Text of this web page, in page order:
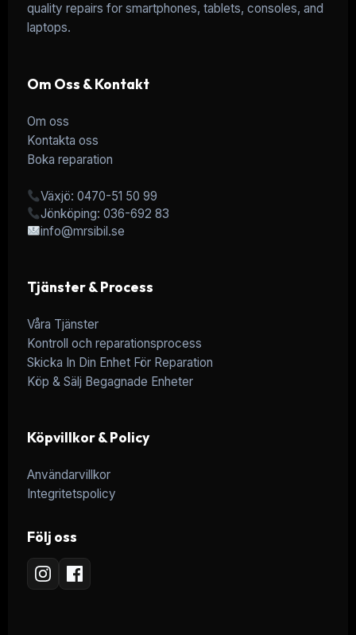
quality repairs for smartphones, tablets, consoles, and
laptops.
Om Oss & Kontakt
Om oss
Kontakta oss
Boka reparation
Växjö: 0470-51 50 99
Jönköping: 036-692 83
info@mrsibil.se
Tjänster & Process
Våra Tjänster
Kontroll och reparationsprocess
Skicka In Din Enhet För Reparation
Köp & Sälj Begagnade Enheter
Köpvillkor & Policy
Användarvillkor
Integritetspolicy
Följ oss